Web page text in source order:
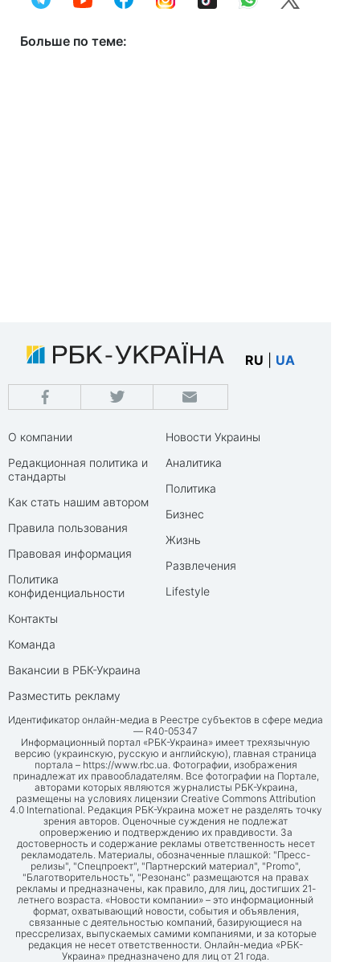
Больше по теме:
RU UA
О компании
Редакционная политика и
стандарты
Как стать нашим автором
Правила пользования
Правовая информация
Политика
конфиденциальности
Контакты
Команда
Вакансии в РБК-Украина
Разместить рекламу
Новости Украины
Аналитика
Политика
Бизнес
Жизнь
Развлечения
Lifestyle
Идентификатор онлайн-медиа в Реестре субъектов в сфере медиа
— R40-05347
Информационный портал «РБК-Украина» имеет трехязычную
версию (украинскую, русскую и английскую), главная страница
портала – https://www.rbc.ua. Фотографии, изображения
принадлежат их правообладателям. Все фотографии на Портале,
авторами которых являются журналисты РБК-Украина,
размещены на условиях лицензии Creative Commons Attribution
4.0 International. Редакция РБК-Украина может не разделять точку
зрения авторов. Оценочные суждения не подлежат
опровержению и подтверждению их правдивости. За
достоверность и содержание рекламы ответственность несет
рекламодатель. Материалы, обозначенные плашкой: "Пресс-
релизы", "Спецпроект", "Партнерский материал", "Promo",
"Благотворительность", "Резонанс" размещаются на правах
рекламы и предназначены, как правило, для лиц, достигших 21-
летнего возраста. «Новости компании» – это информационный
формат, охватывающий новости, события и объявления,
связанные с деятельностью компаний, базирующиеся на
прессрелизах, выпускаемых самими компаниями, и за которые
редакция не несет ответственности. Онлайн-медиа «РБК-
Украина» предназначено для лиц от 21 года.